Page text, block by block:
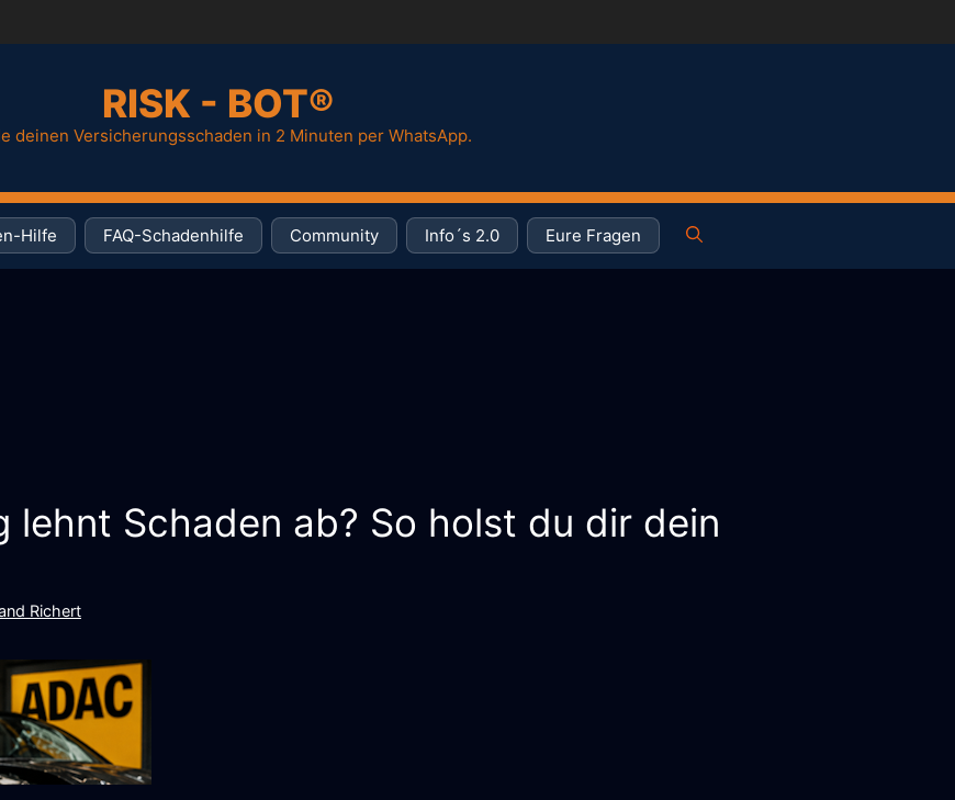
RISK - BOT®
deinen Versicherungsschaden in 2 Minuten per WhatsApp.
Hilfe FAQ-Schadenhilfe Community Info´s 2.0 Eure Fragen
lehnt Schaden ab? So holst du dir dein
Richert